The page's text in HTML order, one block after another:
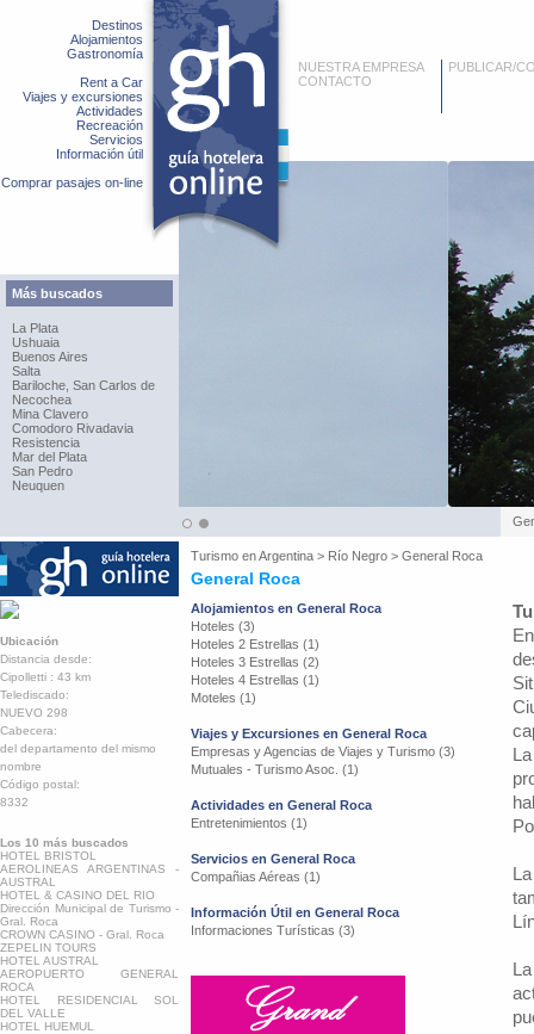
Destinos
Alojamientos
Gastronomía
Rent a Car
Viajes y excursiones
Actividades
Recreación
Servicios
Información útil
Comprar pasajes on-line
Más buscados
La Plata
Ushuaia
Buenos Aires
Salta
Bariloche, San Carlos de
Necochea
Mina Clavero
Comodoro Rivadavia
Resistencia
Mar del Plata
San Pedro
Neuquen
NUESTRA EMPRESA
CONTACTO
PUBLICAR/
Turismo enArgentina > Río Negro > General Roca
General Roca
Ubicación
Distancia desde:
Cipolletti : 43 km
Telediscado:
NUEVO 298
Cabecera:
del departamento del mismo
nombre
Código postal:
8332
Los 10 más buscados
HOTEL BRISTOL
AEROLINEAS ARGENTINAS -
AUSTRAL
HOTEL & CASINO DEL RIO
Dirección Municipal de Turismo -
Gral. Roca
CROWN CASINO - Gral. Roca
ZEPELIN TOURS
HOTEL AUSTRAL
AEROPUERTO GENERAL
ROCA
HOTEL RESIDENCIAL SOL
DEL VALLE
HOTEL HUEMUL
Alojamientos en General Roca
Hoteles (3)
Hoteles 2 Estrellas (1)
Hoteles 3 Estrellas (2)
Hoteles 4 Estrellas (1)
Moteles (1)
Viajes y Excursiones en General Roca
Empresas y Agencias de Viajes y Turismo (3)
Mutuales - Turismo Asoc. (1)
Actividades en General Roca
Entretenimientos (1)
Servicios en General Roca
Compañias Aéreas (1)
Información Útil en General Roca
Informaciones Turísticas (3)